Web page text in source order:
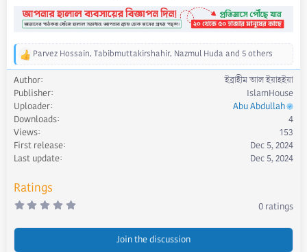
R
e
a
c
t
i
o
n
s
Parvez Hossain, Tabibmuttakirshahir, Nazmul Huda and 5 others
Author
ইব্রাহীম আল ইয়াহইয়া
Publisher
IslamHouse
Uploader
Abu Abdullah
Downloads
4
Views
153
First release
Dec 5, 2024
Last update
Dec 5, 2024
Ratings
0
0
0 ratings
Join the discussion